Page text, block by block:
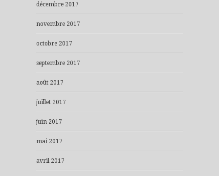
décembre 2017
novembre 2017
octobre 2017
septembre 2017
août 2017
juillet 2017
juin 2017
mai 2017
avril 2017